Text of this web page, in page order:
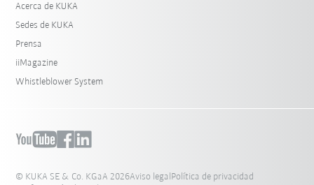
Acerca de KUKA
Sedes de KUKA
Prensa
iiMagazine
Whistleblower System
© KUKA SE & Co. KGaA 2026Aviso legal Política de privacidad